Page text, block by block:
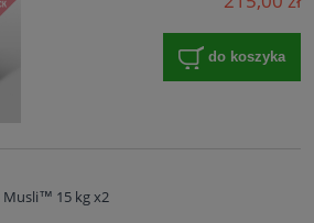
do koszyka
Musli™ 15 kg x2